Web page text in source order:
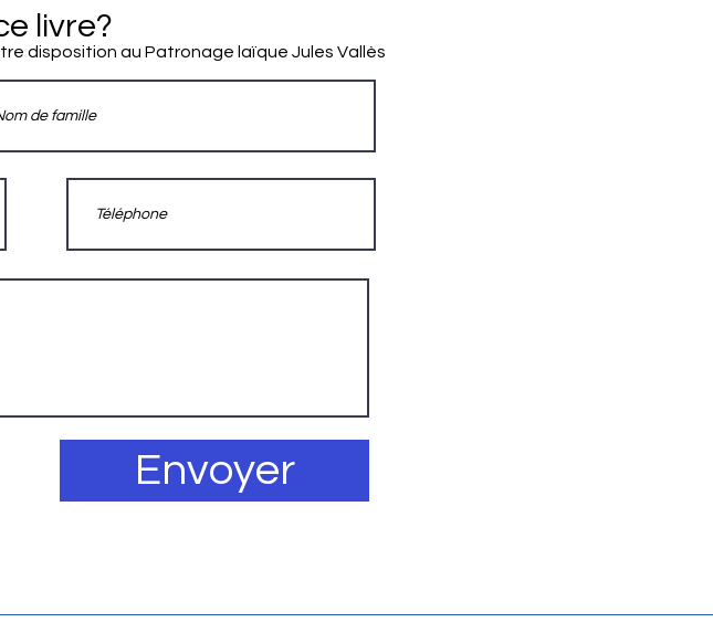
livre?
disposition au Patronage laïque Jules Vallès
Envoyer